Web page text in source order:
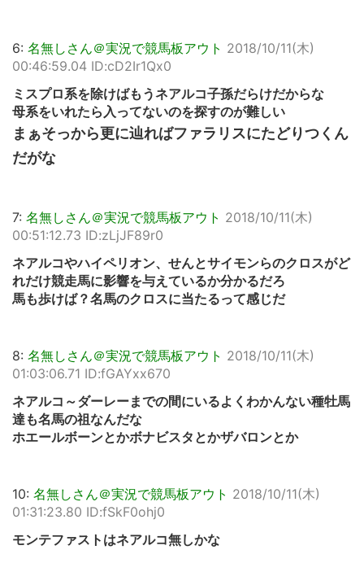
6: 名無しさん＠実況で競馬板アウト 2018/10/11(木)
00:46:59.04 ID:cD2Ir1Qx0
ミスプロ系を除けばもうネアルコ子孫だらけだからな
母系をいれたら入ってないのを探すのが難しい
まぁそっから更に辿ればファラリスにたどりつくん
だがな
7: 名無しさん＠実況で競馬板アウト 2018/10/11(木)
00:51:12.73 ID:zLjJF89r0
ネアルコやハイペリオン、せんとサイモンらのクロスがど
れだけ競走馬に影響を与えているか分かるだろ
馬も歩けば？名馬のクロスに当たるって感じだ
8: 名無しさん＠実況で競馬板アウト 2018/10/11(木)
01:03:06.71 ID:fGAYxx670
ネアルコ～ダーレーまでの間にいるよくわかんない種牡馬
達も名馬の祖なんだな
ホエールボーンとかボナビスタとかザバロンとか
10: 名無しさん＠実況で競馬板アウト 2018/10/11(木)
01:31:23.80 ID:fSkF0ohj0
モンテファストはネアルコ無しかな